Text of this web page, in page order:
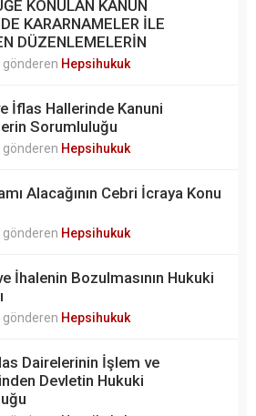
KONULAN KANUN
KARARNAMELER İLE
DÜZENLEMELERİN
Hepsihukuk
İflas Hallerinde Kanuni
Sorumluluğu
Hepsihukuk
Alacağının Cebri İcraya Konu
Hepsihukuk
İhalenin Bozulmasının Hukuki
Hepsihukuk
Dairelerinin İşlem ve
Devletin Hukuki